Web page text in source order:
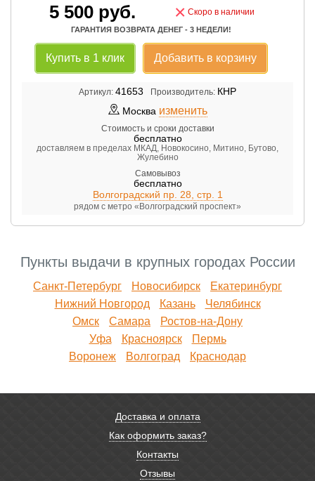
5 500руб. × Скоро в наличии
ГАРАНТИЯ ВОЗВРАТА ДЕНЕГ - 3 НЕДЕЛИ!
Купить в 1 клик Добавить в корзину
Артикул: 41653 Производитель: КНР
Москва изменить
Стоимость и сроки доставки
бесплатно
доставляем в пределах МКАД, Новокосино, Митино, Бутово,
Жулебино
Самовывоз
бесплатно
Волгоградский пр. 28, стр. 1
рядом с метро «Волгоградский проспект»
Пункты выдачи в крупных городах России
Санкт-Петербург Новосибирск
Екатеринбург
Нижний Новгород
Казань
Челябинск
Омск
Самара
Ростов-на-Дону
Уфа
Красноярск
Пермь
Воронеж
Волгоград Краснодар
Доставка и оплата
Как оформить заказ?
Контакты
Отзывы